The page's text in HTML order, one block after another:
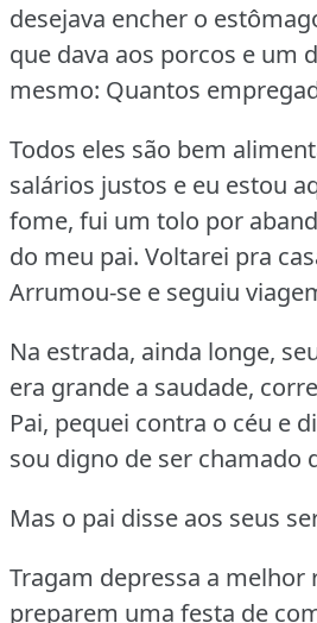
desejava encher o
que dava aos porcos e um
mesmo: Quantos
Todos eles são bem
salários justos e eu estou
fome, fui um tolo por
do meu pai. Voltarei pra
Arrumou-se e seguiu
Na estrada, ainda longe,
era grande a saudade,
Pai, pequei contra o céu e
sou digno de ser chamado
Mas o pai disse aos seus
Tragam depressa a melhor
preparem uma festa de